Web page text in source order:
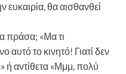
ευκαιρία, θα αισθανθεί
πράσα; «Μα τι
αυτό το κινητό! Γιατί δεν
ή αντίθετα «Μμμ, πολύ